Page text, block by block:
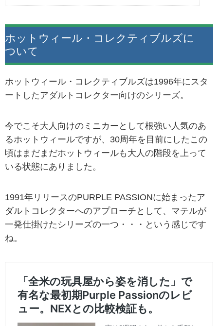
ホットウィール・コレクティブルズに
ついて
ホットウィール・コレクティブルズは1996年にスタ
ートしたアダルトコレクター向けのシリーズ。
今でこそ大人向けのミニカーとして根強い人気のあ
るホットウィールですが、30周年を目前にしたこの
頃はまだまだホットウィールも大人の階段を上って
いる状態にありました。
1991年リリースのPURPLE PASSIONに始まったア
ダルトコレクターへのアプローチとして、マテルが
一発仕掛けたシリーズの一つ・・・という感じです
ね。